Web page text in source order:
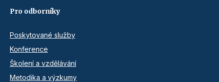
Pro odborníky
Poskytované služby
Konference
Školení a vzdělávání
Metodika a výzkumy